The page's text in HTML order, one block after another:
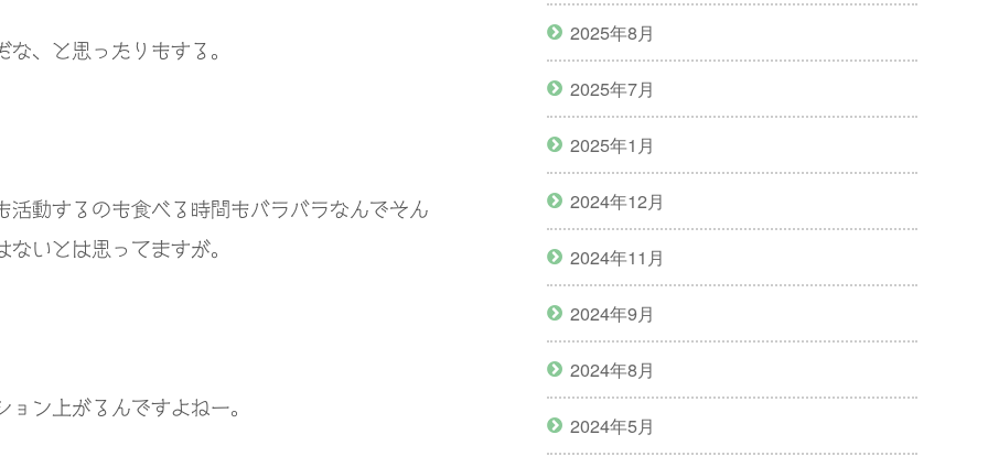
、と思ったりもする。
動するのも食べる時間もバラバラなんでそん
いとは思ってますが。
ン上がるんですよねー。
2025年8月
2025年7月
2025年1月
2024年12月
2024年11月
2024年9月
2024年8月
2024年5月